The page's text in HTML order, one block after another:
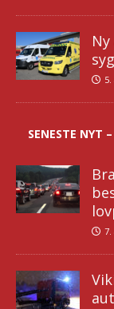
SENESTE NYT
7.